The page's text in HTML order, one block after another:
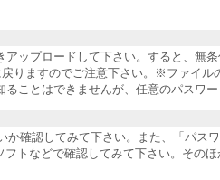
ップロードして下さい。すると、無
りますのでご注意下さい。※ファイル
ことはできませんが、任意のパスワー
確認してみて下さい。また、「パ
トなどで確認してみて下さい。その